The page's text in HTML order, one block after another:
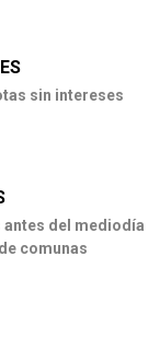
sin intereses
del mediodía
comunas